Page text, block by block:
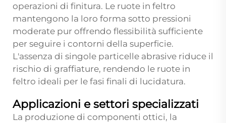
operazioni di finitura. Le ruote in feltro
mantengono la loro forma sotto pressioni
moderate pur offrendo flessibilità sufficiente
per seguire i contorni della superficie.
L'assenza di singole particelle abrasive riduce il
rischio di graffiature, rendendo le ruote in
feltro ideali per le fasi finali di lucidatura.
Applicazioni e settori specializzati
La produzione di componenti ottici, la